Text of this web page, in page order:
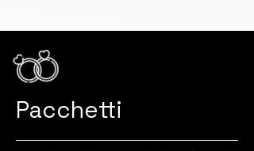
Pacchetti